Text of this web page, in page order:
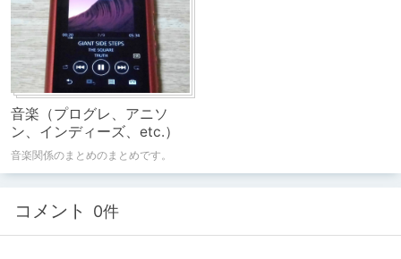
音楽（プログレ、アニソ
ン、インディーズ、etc.）
音楽関係のまとめのまとめです。
コメント 0件